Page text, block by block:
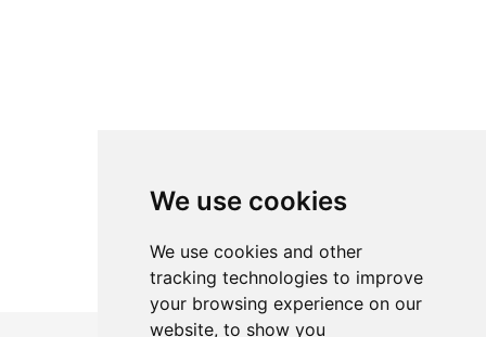
We use cookies
We use cookies and other
tracking technologies to improve
your browsing experience on our
website, to show you